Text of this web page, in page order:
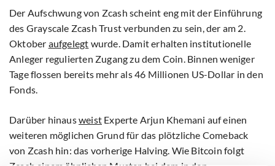
Der Aufschwung von Zcash scheint eng mit der Einführung
des Grayscale Zcash Trust verbunden zu sein, der am 2.
Oktober aufgelegt wurde. Damit erhalten institutionelle
Anleger regulierten Zugang zu dem Coin. Binnen weniger
Tage flossen bereits mehr als 46 Millionen US-Dollar in den
Fonds.
Darüber hinausweist Experte Arjun Khemani auf einen
weiteren möglichen Grund für das plötzliche Comeback
von Zcash hin: das vorherige Halving. Wie Bitcoin folgt